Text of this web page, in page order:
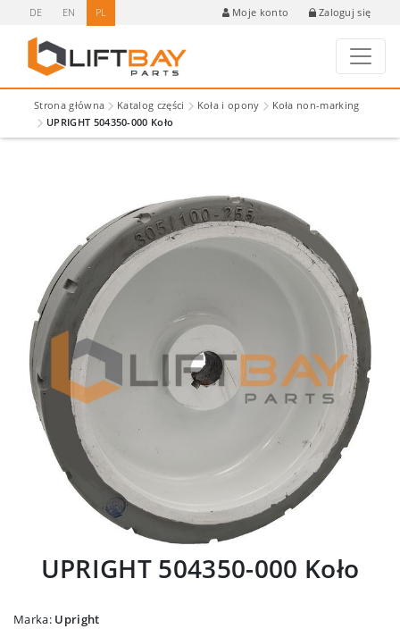
DE EN PL Moje konto Zaloguj się
Strona główna Katalog części Koła i opony
Koła non-marking
UPRIGHT 504350-000 Koło
UPRIGHT 504350-000 Koło
Marka: Upright